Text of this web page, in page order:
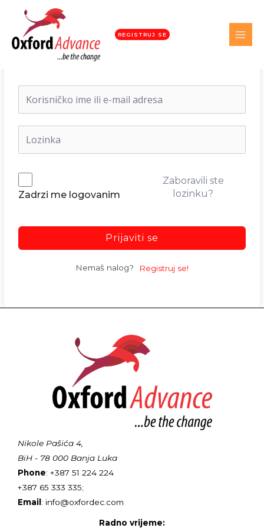
REGISTRUJ SE
Dobrodošli nazad!
Zadrzi me logovanim
Zaboravili ste
lozinku?
Prijaviti se
Nemaš nalog? Registruj se!
Nikole Pašića 4,
BiH - 78 000 Banja Luka
Phone: +387 51 224 224
+387 65 333 335;
Email: info@oxfordec.com
Radno vrijeme: